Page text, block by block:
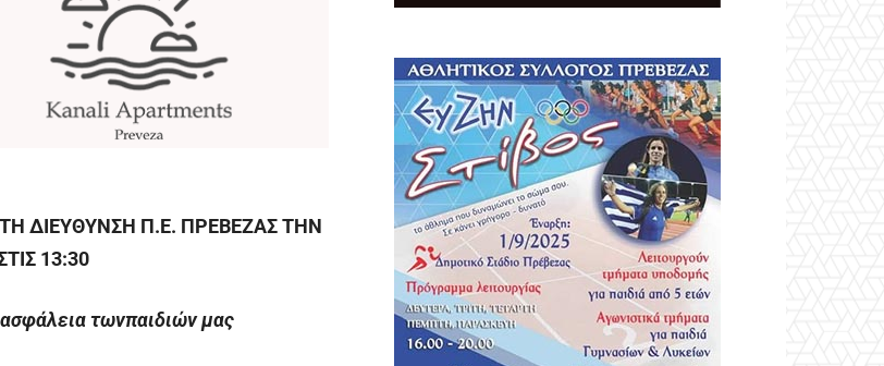
ΔΙΕΥΘΥΝΣΗ Π.Ε. ΠΡΕΒΕΖΑΣ ΤΗΝ
13:30
τωνπαιδιών μας